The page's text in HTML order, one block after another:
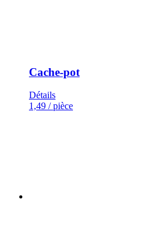
Cache-pot
Détails
1,49 / pièce